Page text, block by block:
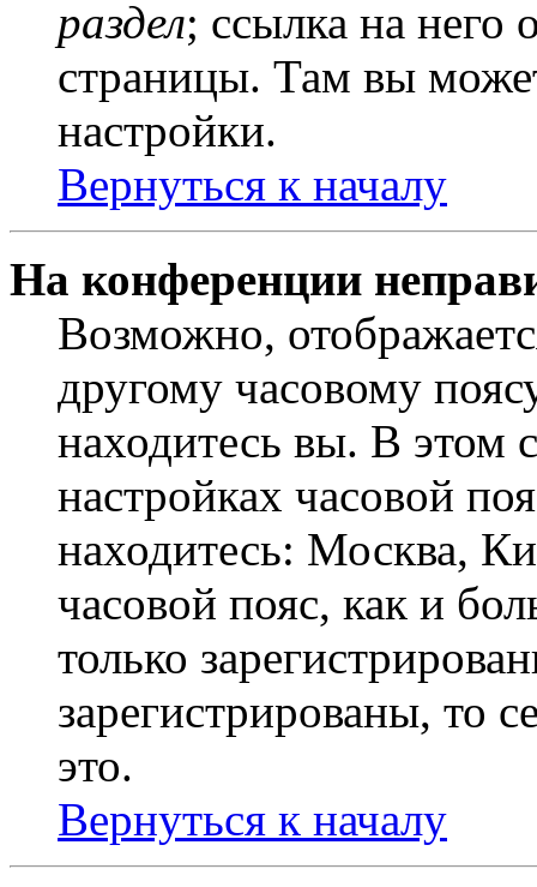
раздел; ссылка на него
страницы. Там вы
настройки.
Вернуться к началу
На конференции
Возможно,
другому часовому
находитесь вы. В этом
настройках часовой
находитесь: Москва,
часовой пояс, как и
только
зарегистрированы, то
это.
Вернуться к началу